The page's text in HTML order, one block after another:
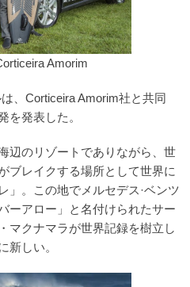
Amorim
、Corticeira Amorim社と共同
を発表した。
辺のリゾートでありながら、世
ブレイクする場所として世界に
」。この地でメルセデス·ベンツ
ーアロー」と名付けられたサー
マクナマラが世界記録を樹立し
新しい。